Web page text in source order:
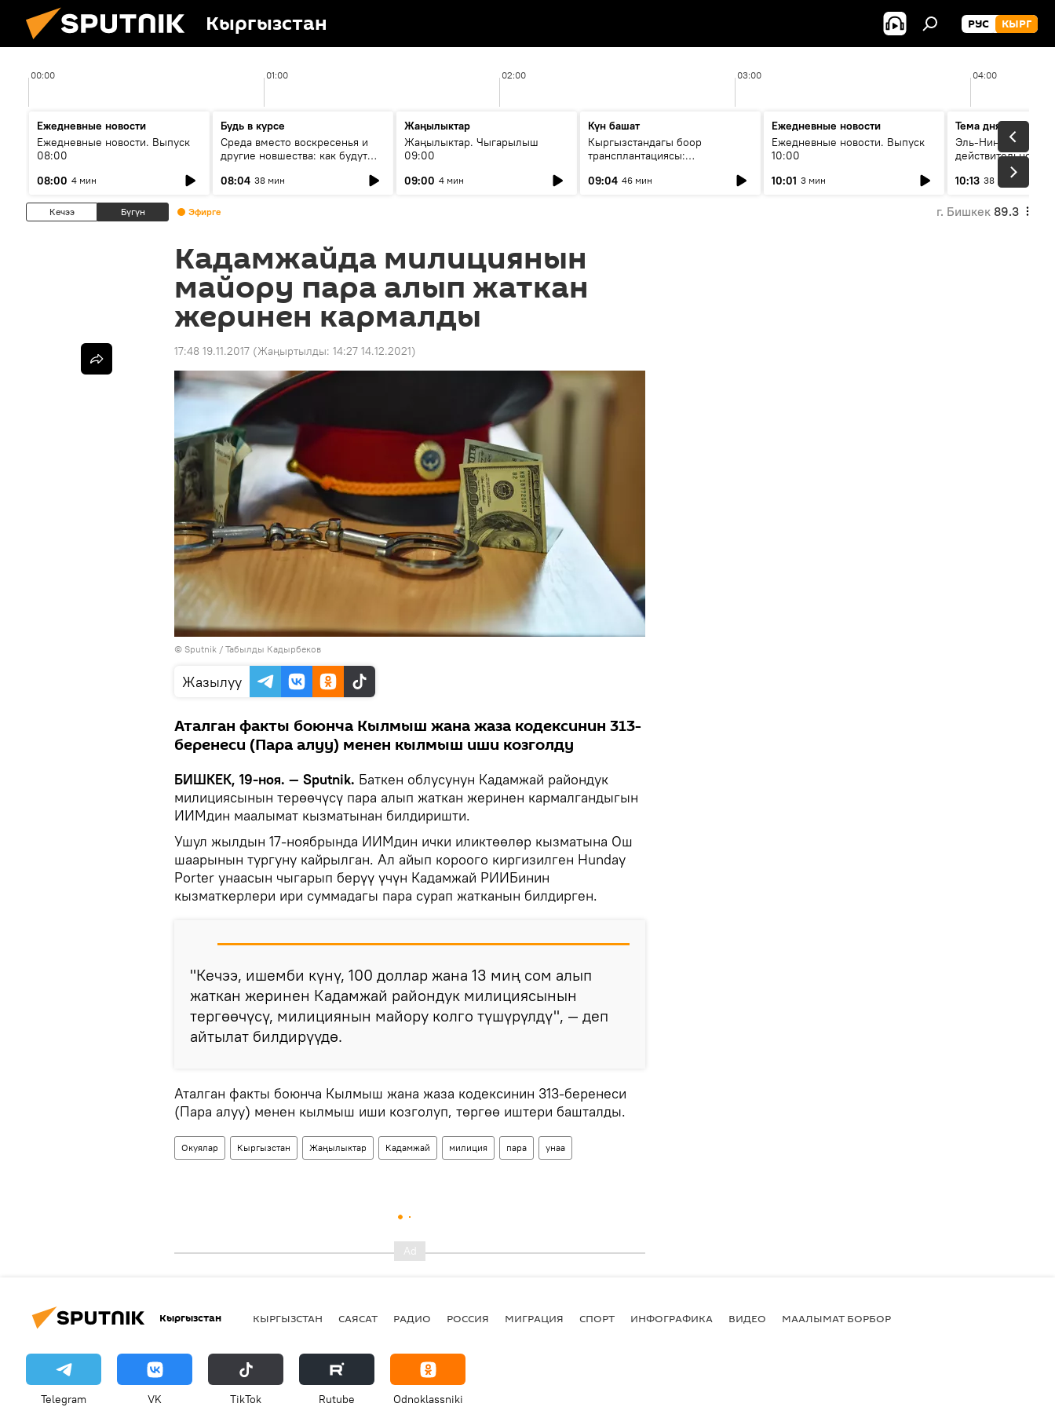
Кыргызстан РУС КЫРГ
00:00 01:00 02:00 03:00 04:00
Ежедневные новости
Ежедневные новости. Выпуск
08:00
08:00 4 мин
Будь в курсе
Среда вместо воскресенья и
другие новшества: как будут
08:04 38 мин
Жаңылыктар
Жаңылыктар. Чыгарылыш
09:00
09:00 4 мин
Күн башат
Кыргызстандагы боор
трансплантациясы:
келечеги
09:04 46 мин
Ежедневные новости
Ежедневные новости. Выпуск
10:00
10:01 3 мин
Тема дня
Эль-Ниньо, жара и
действительно
погоду в
10:13 38 мин
Кечээ Бүгүн Эфирге г. Бишкек 89.3
Кадамжайда милициянын
майору пара алып жаткан
жеринен кармалды
17:48 19.11.2017 (Жаңыртылды: 14:27 14.12.2021)
© Sputnik / Табылды Кадырбеков
Жазылуу
Аталган факты боюнча Кылмыш жана жаза кодексинин 313-
беренеси (Пара алуу) менен кылмыш иши козголду
БИШКЕК, 19-ноя. — Sputnik. Баткен облусунун Кадамжай райондук
милициясынын терөөчүсү пара алып жаткан жеринен кармалгандыгын
ИИМдин маалымат кызматынан билдиришти.
Ушул жылдын 17-ноябрында ИИМдин ички иликтөөлөр кызматына Ош
шаарынын тургуну кайрылган. Ал айып короого киргизилген Hunday
Porter унаасын чыгарып берүү үчүн Кадамжай РИИБинин
кызматкерлери ири суммадагы пара сурап жатканын билдирген.
"Кечээ, ишемби күнү, 100 доллар жана 13 миң сом алып
жаткан жеринен Кадамжай райондук милициясынын
тергөөчүсү, милициянын майору колго түшүрүлдү", — деп
айтылат билдирүүдө.
Аталган факты боюнча Кылмыш жана жаза кодексинин 313-беренеси
(Пара алуу) менен кылмыш иши козголуп, төргөө иштери башталды.
Окуялар Кыргызстан Жаңылыктар Кадамжай милиция пара унаа
Кыргызстан КЫРГЫЗСТАН САЯСАТ РАДИО РОССИЯ МИГРАЦИЯ СПОРТ ИНФОГРАФИКА ВИДЕО МААЛЫМАТ БОРБОР
Telegram VK ТikТоk Rutube Odnoklassniki